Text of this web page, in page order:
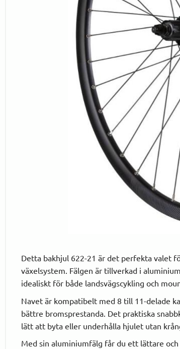
Detta bakhjul 622-21 är det perfekta valet
växelsystem. Fälgen är tillverkad i
idealiskt för både landsvägscykling och
Navet är kompatibelt med 8 till 11-delade
bättre bromsprestanda. Det praktiska
lätt att byta eller underhålla hjulet utan
Med sin aluminiumfälg får du ett lättare